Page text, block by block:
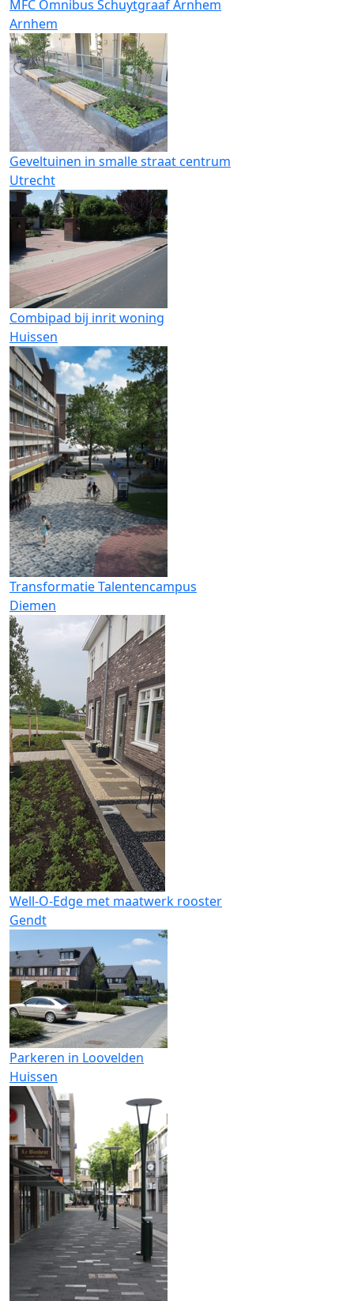
MFC Omnibus Schuytgraaf Arnhem
Arnhem
Geveltuinen in smalle straat centrum
Utrecht
Combipad bij inrit woning
Huissen
Transformatie Talentencampus
Diemen
Well-O-Edge met maatwerk rooster
Gendt
Parkeren in Loovelden
Huissen